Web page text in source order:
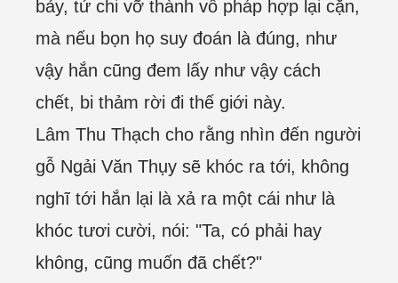
bảy, tứ chi vỡ thành vô pháp hợp lại cặn,
mà nếu bọn họ suy đoán là đúng, như
vậy hắn cũng đem lấy như vậy cách
chết, bi thảm rời đi thế giới này.
Lâm Thu Thạch cho rằng nhìn đến người
gỗ Ngải Văn Thụy sẽ khóc ra tới, không
nghĩ tới hắn lại là xả ra một cái như là
khóc tươi cười, nói: "Ta, có phải hay
không, cũng muốn đã chết?"